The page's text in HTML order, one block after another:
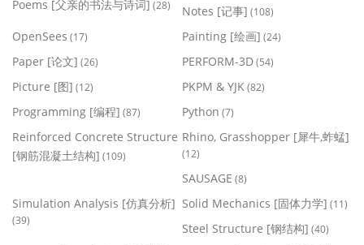
Poems [父亲的书法与诗词] (28) Notes [记事] (108)
OpenSees (17) Painting [绘画] (24)
Paper [论文] (26) PERFORM-3D(54)
Picture [图] (12) PKPM & YJK(82)
Programming [编程] (87) Python (7)
Reinforced Concrete Structure
[钢筋混凝土结构] (109)
Rhino, Grasshopper [犀牛,蚱蜢]
(12)
SAUSAGE (8)
Simulation Analysis [仿真分析]
(39)
Solid Mechanics [固体力学] (11)
Steel Structure [钢结构] (40)